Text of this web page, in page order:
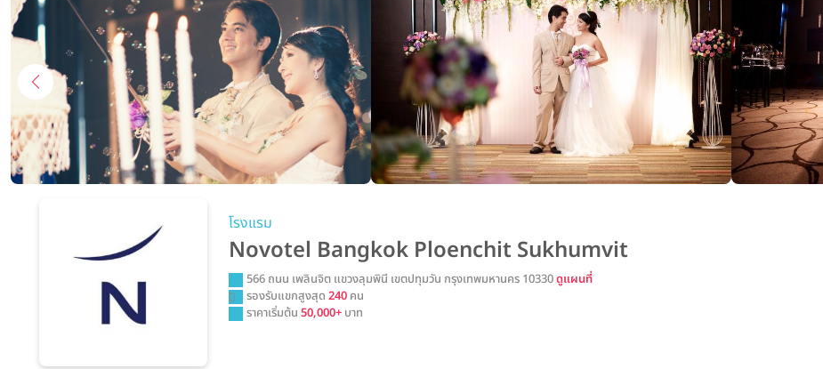
โรงแรม
Novotel Bangkok Ploenchit Sukhumvit
566 ถนน เพลินจิต แขวงลุมพินี เขตปทุมวัน กรุงเทพมหานคร 10330ดูแผนที่
รองรับแขกสูงสุด240 คน
ราคาเริ่มต้น50,000+ บาท